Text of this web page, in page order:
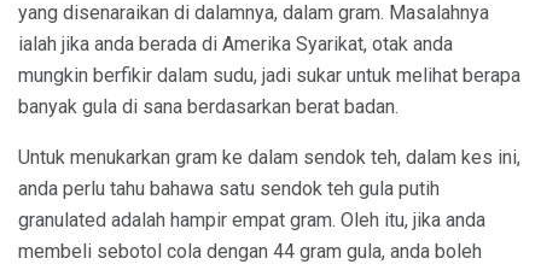
yang disenaraikan di dalamnya, dalam gram. Masalahnya
ialah jika anda berada di Amerika Syarikat, otak anda
mungkin berfikir dalam sudu, jadi sukar untuk melihat berapa
banyak gula di sana berdasarkan berat badan.
Untuk menukarkan gram ke dalam sendok teh, dalam kes ini,
anda perlu tahu bahawa satu sendok teh gula putih
granulated adalah hampir empat gram. Oleh itu, jika anda
membeli sebotol cola dengan 44 gram gula, anda boleh